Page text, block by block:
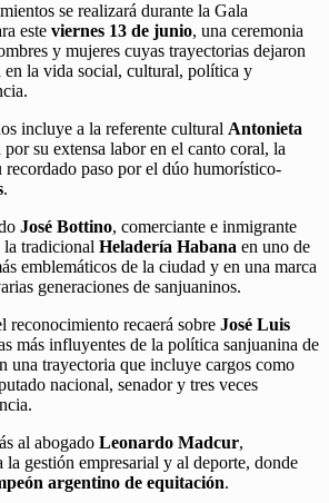
se realizará durante la Gala
este viernes 13 de junio, una ceremonia
y mujeres cuyas trayectorias dejaron
la vida social, cultural, política y
incluye a la referente cultural Antonieta
su extensa labor en el canto coral, la
paso por el dúo humorístico-
.
José Bottino, comerciante e inmigrante
tradicional Heladería Habana en uno de
emblemáticos de la ciudad y en una marca
generaciones de sanjuaninos.
recaerá sobre José Luis
más influyentes de la política sanjuanina de
una trayectoria que incluye cargos como
nacional, senador y tres veces
al abogado Leonardo Madcur,
gestión empresarial y al deporte, donde
argentino de equitación.